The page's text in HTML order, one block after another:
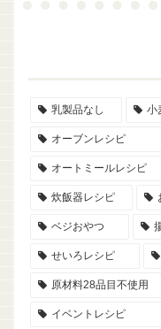
乳製品なし 小
オーブンレシピ
オートミールレシピ
炊飯器レシピ
ベジおやつ
せいろレシピ
原材料28品目不使用
イベントレシピ